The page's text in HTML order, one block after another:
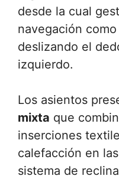
desde la cual
navegación
deslizando el
izquierdo.
Los asientos
mixta que
inserciones
calefacción en
sistema de